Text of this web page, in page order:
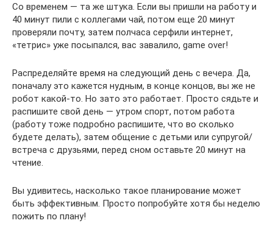
Со временем — та же штука. Если вы пришли на работу и
40 минут пили с коллегами чай, потом еще 20 минут
проверяли почту, затем полчаса серфили интернет,
«тетрис» уже посыпался, вас завалило, game over!
Распределяйте время на следующий день с вечера. Да,
поначалу это кажется нудным, в конце концов, вы же не
робот какой-то. Но зато это работает. Просто сядьте и
распишите свой день — утром спорт, потом работа
(работу тоже подробно распишите, что во сколько
будете делать), затем общение с детьми или супругой/
встреча с друзьями, перед сном оставьте 20 минут на
чтение.
Вы удивитесь, насколько такое планирование может
быть эффективным. Просто попробуйте хотя бы неделю
пожить по плану!